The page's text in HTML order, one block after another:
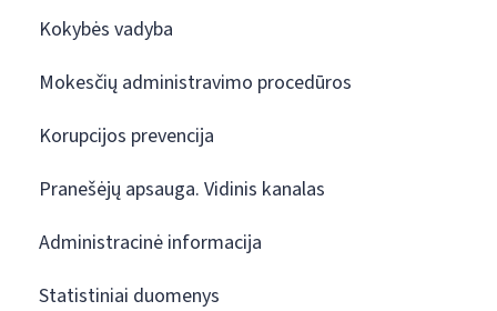
Kokybės vadyba
Mokesčių administravimo procedūros
Korupcijos prevencija
Pranešėjų apsauga. Vidinis kanalas
Administracinė informacija
Statistiniai duomenys